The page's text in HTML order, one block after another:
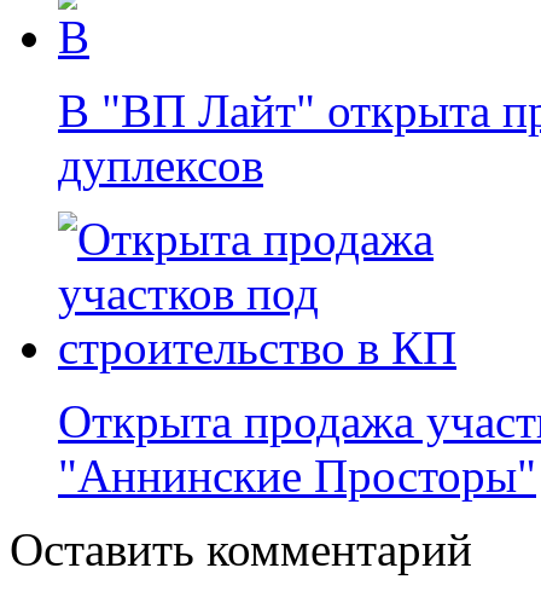
В "ВП Лайт" открыта
дуплексов
Открыта продажа
"Аннинские Просторы"
Оставить комментарий